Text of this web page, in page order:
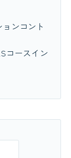
ンコント
コースイン